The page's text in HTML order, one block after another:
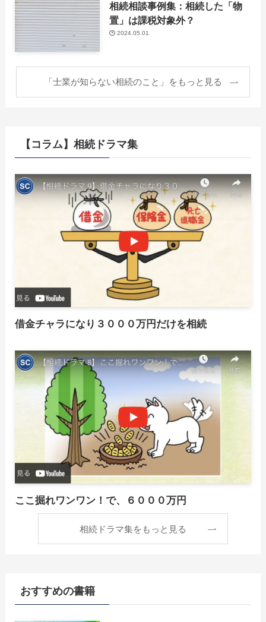
相続相談事例集：相続した「物
置」は課税対象外？
2024.05.01
「士業が知らない相続のこと」をもっと見る
【コラム】相続ドラマ集
借金チャラになり３０００万円だけを相続
ここ掘れワンワン！で、６０００万円
相続ドラマ集をもっと見る
おすすめの書籍